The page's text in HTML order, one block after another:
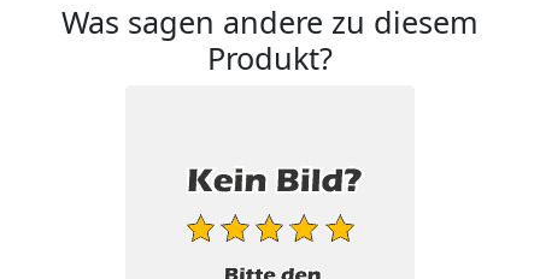
Was sagen andere zu diesem
Produkt?